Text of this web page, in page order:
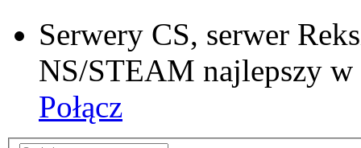
Serwery CS, serwer
NS/STEAM najlepszy
Połącz